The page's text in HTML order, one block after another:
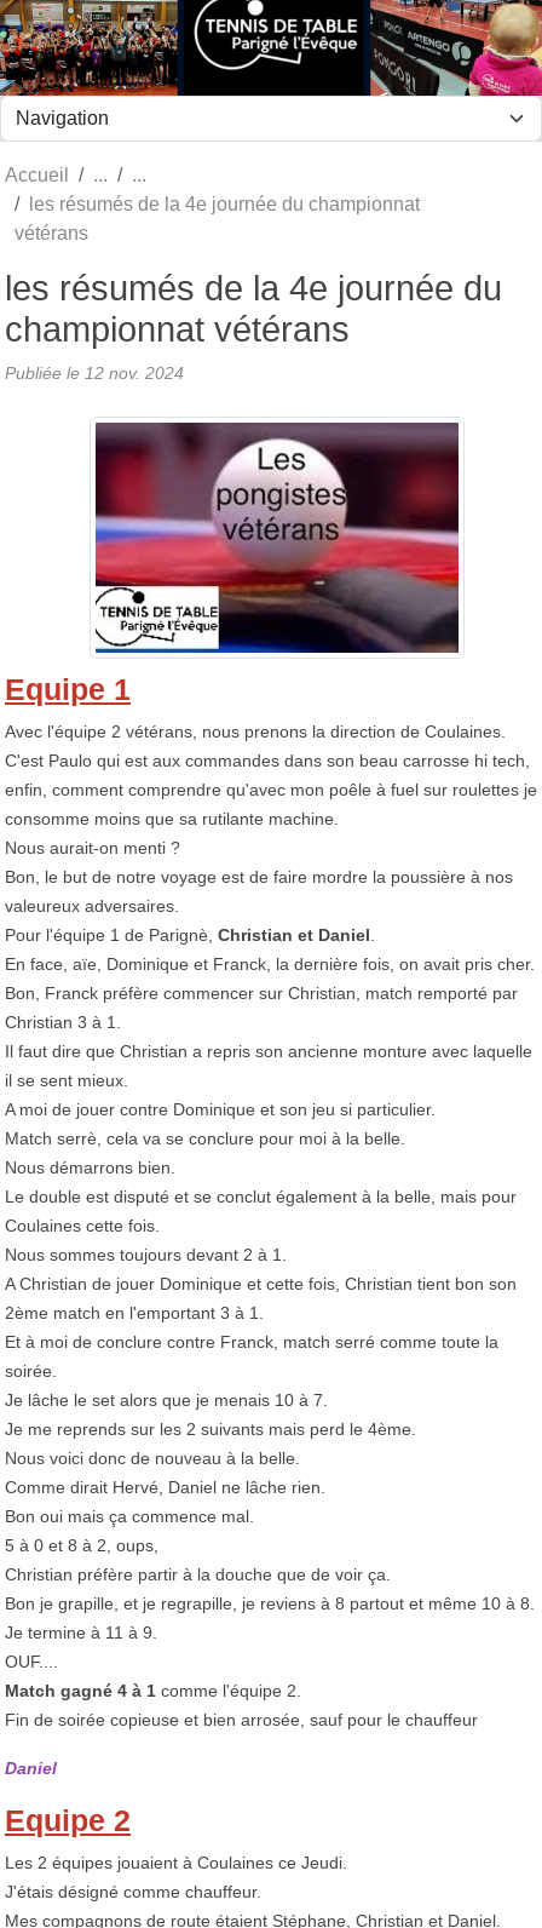
Accueil
les résumés de la 4e journée du championnat
vétérans
les résumés de la 4e journée du
championnat vétérans
Publiée le 12 nov. 2024
Equipe 1
Avec l'équipe 2 vétérans, nous prenons la direction de Coulaines.
C'est Paulo qui est aux commandes dans son beau carrosse hi tech,
enfin, comment comprendre qu'avec mon poêle à fuel sur roulettes je
consomme moins que sa rutilante machine.
Nous aurait-on menti ?
Bon, le but de notre voyage est de faire mordre la poussière à nos
valeureux adversaires.
Pour l'équipe 1 de Parignè, Christian et Daniel
En face, aïe, Dominique et Franck, la dernière fois, on avait pris cher.
Bon, Franck préfère commencer sur Christian, match remporté par
Christian 3 à 1.
Il faut dire que Christian a repris son ancienne monture avec laquelle
il se sent mieux.
A moi de jouer contre Dominique et son jeu si particulier.
Match serrè, cela va se conclure pour moi à la belle.
Nous démarrons bien.
Le double est disputé et se conclut également à la belle, mais pour
Coulaines cette fois.
Nous sommes toujours devant 2 à 1.
A Christian de jouer Dominique et cette fois, Christian tient bon son
2ème match en l'emportant 3 à 1.
Et à moi de conclure contre Franck, match serré comme toute la
soirée.
Je lâche le set alors que je menais 10 à 7.
Je me reprends sur les 2 suivants mais perd le 4ème.
Nous voici donc de nouveau à la belle.
Comme dirait Hervé, Daniel ne lâche rien.
Bon oui mais ça commence mal.
5 à 0 et 8 à 2, oups,
Christian préfère partir à la douche que de voir ça.
Bon je grapille, et je regrapille, je reviens à 8 partout et même 10 à 8.
Je termine à 11 à 9.
OUF....
Match gagné 4 à 1 comme l'équipe 2.
Fin de soirée copieuse et bien arrosée, sauf pour le chauffeur
Daniel
Equipe 2
Les 2 équipes jouaient à Coulaines ce Jeudi.
J'étais désigné comme chauffeur.
Mes compagnons de route étaient Stéphane, Christian et Daniel.
Panneau de gestion des cookies